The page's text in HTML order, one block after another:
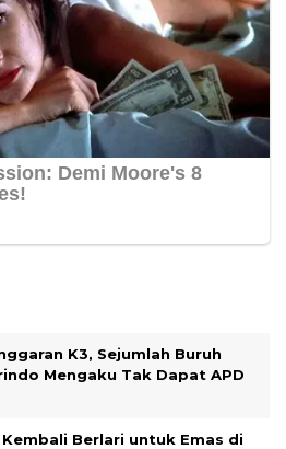
K3, Sejumlah Buruh
Mengaku Tak Dapat APD
Berlari untuk Emas di